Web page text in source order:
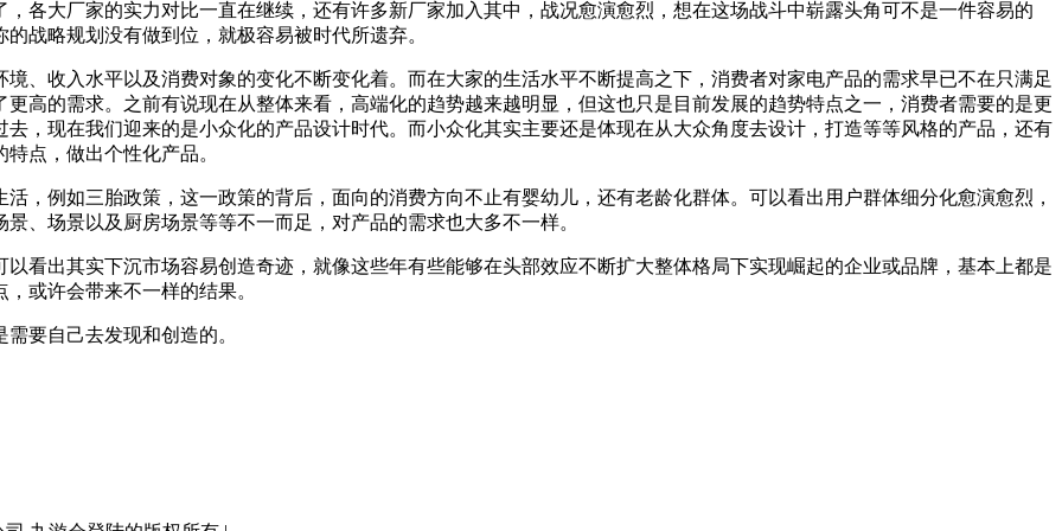
大厂家的实力对比一直在继续，还有许多新厂家加入其中，战况愈演愈烈，想在这场战斗中崭露头角可不是一件容易的
战略规划没有做到位，就极容易被时代所遗弃。
收入水平以及消费对象的变化不断变化着。而在大家的生活水平不断提高之下，消费者对家电产品的需求早已不在只满足
高的需求。之前有说现在从整体来看，高端化的趋势越来越明显，但这也只是目前发展的趋势特点之一，消费者需要的是更
，现在我们迎来的是小众化的产品设计时代。而小众化其实主要还是体现在从大众角度去设计，打造等等风格的产品，还有
点，做出个性化产品。
例如三胎政策，这一政策的背后，面向的消费方向不止有婴幼儿，还有老龄化群体。可以看出用户群体细分化愈演愈烈，
、场景以及厨房场景等等不一而足，对产品的需求也大多不一样。
出其实下沉市场容易创造奇迹，就像这些年有些能够在头部效应不断扩大整体格局下实现崛起的企业或品牌，基本上都是
或许会带来不一样的结果。
要自己去发现和创造的。